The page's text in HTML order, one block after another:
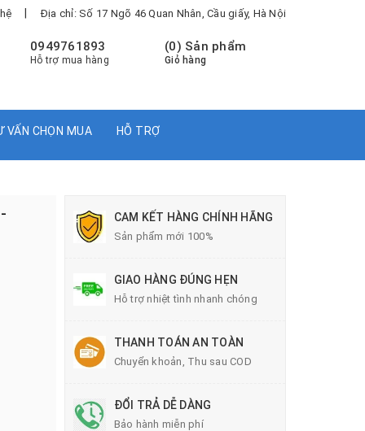
Địa chỉ: Số 17 Ngõ 46 Quan Nhân, Cầu giấy, Hà Nội
(0) Sản phẩm
Giỏ hàng
0949761893
Hỗ trợ mua hàng
VẤN CHỌN MUA HỖ TRỢ
CAM KẾT HÀNG CHÍNH HÃNG
Sản phẩm mới 100%
GIAO HÀNG ĐÚNG HẸN
Hỗ trợ nhiệt tình nhanh chóng
THANH TOÁN AN TOÀN
Chuyển khoản, Thu sau COD
ĐỔI TRẢ DỄ DÀNG
Bảo hành miễn phí